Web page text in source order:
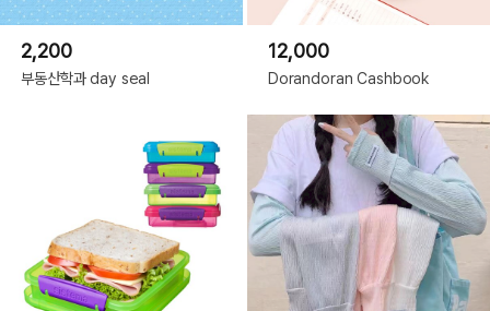
2,200
부동산학과 day seal
12,000
Dorandoran Cashbook